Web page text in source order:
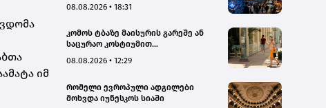
იმ
08.08.2026 • 18:31
კომოს ტბაზე მაისურის გარეშე ან
საცურაო კოსტიუმით
ევრომდე დააჯარიმებენ
08.08.2026 • 12:29
რომელი ევროპული ადგილები
მოხვდა იუნესკოს სიაში